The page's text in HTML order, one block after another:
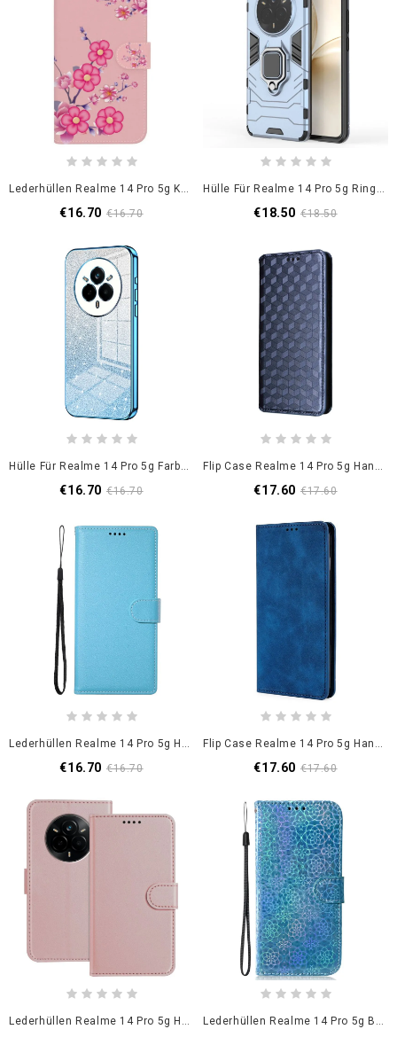
Lederhüllen Realme 14 Pro 5g Kirschblütenmuster
€16.70 €16.70
Hülle Für Realme 14 Pro 5g Ring Widerstandsfähig
€18.50 €18.50
Hülle Für Realme 14 Pro 5g Farbverlauf-Glitzer
€16.70 €16.70
Flip Case Realme 14 Pro 5g Handyhülle Rautenmuster
€17.60 €17.60
Lederhüllen Realme 14 Pro 5g Handyhülle Glatte Lederoptik Mit Riemen
€16.70 €16.70
Flip Case Realme 14 Pro 5g Handyhülle Kartenetui
€17.60 €17.60
Lederhüllen Realme 14 Pro 5g Handyhülle Drei Kartenetuis Lederhüllen Realme 14 Pro 5g Blumenmuster